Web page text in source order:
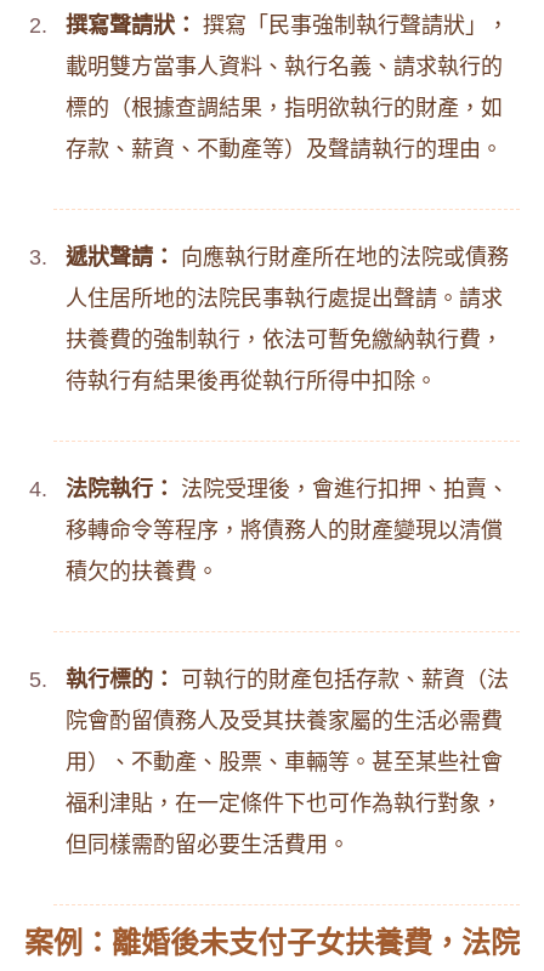
撰寫聲請狀： 撰寫「民事強制執行聲請狀」，
載明雙方當事人資料、執行名義、請求執行的
標的（根據查調結果，指明欲執行的財產，如
存款、薪資、不動產等）及聲請執行的理由。
遞狀聲請：
向應執行財產所在地的法院或債務
人住居所地的法院民事執行處提出聲請。請求
扶養費的強制執行，依法可暫免繳納執行費，
待執行有結果後再從執行所得中扣除。
法院執行：
法院受理後，會進行扣押、拍賣、
移轉命令等程序，將債務人的財產變現以清償
積欠的扶養費。
執行標的：
可執行的財產包括存款、薪資（法
院會酌留債務人及受其扶養家屬的生活必需費
用）、不動產、股票、車輛等。甚至某些社會
福利津貼，在一定條件下也可作為執行對象，
但同樣需酌留必要生活費用。
案例：離婚後未支付子女扶養費，法院